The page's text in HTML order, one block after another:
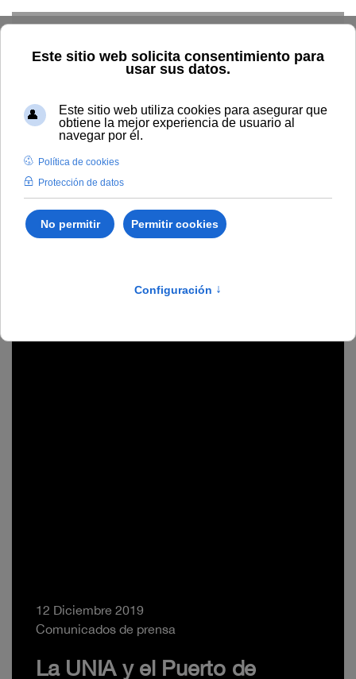
12 Diciembre 2019
Comunicados de prensa
La UNIA y el Puerto de